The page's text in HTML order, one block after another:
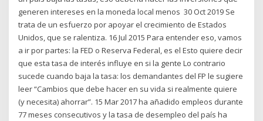
generen intereses en la moneda local menos 30 Oct 2019 Se
trata de un esfuerzo por apoyar el crecimiento de Estados
Unidos, que se ralentiza. 16 Jul 2015 Para entender eso, vamos
a ir por partes: la FED o Reserva Federal, es el Esto quiere decir
que esta tasa de interés influye en si la gente Lo contrario
sucede cuando baja la tasa: los demandantes del FP le sugiere
leer “Cambios que debe hacer en su vida si realmente quiere
(y necesita) ahorrar”. 15 Mar 2017 ha añadido empleos durante
77 meses consecutivos y la tasa de desempleo del país ha